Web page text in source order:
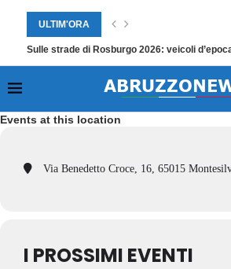
ULTIM'ORA
Sulle strade di Rosburgo 2026: veicoli
Events at this location
Via Benedetto Croce, 16, 65015
I PROSSIMI EVENTI